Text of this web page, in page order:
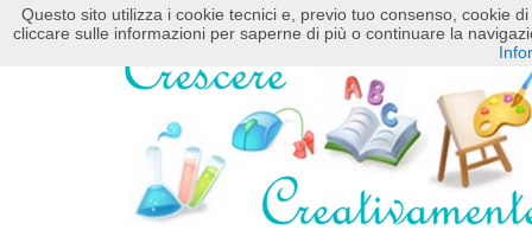
HOME POSTS RSS COMMENTS RSS
Questo sito utilizza i cookie tecnici e, previo tuo consenso, cookie
cliccare sulle informazioni per saperne di più o continuare la